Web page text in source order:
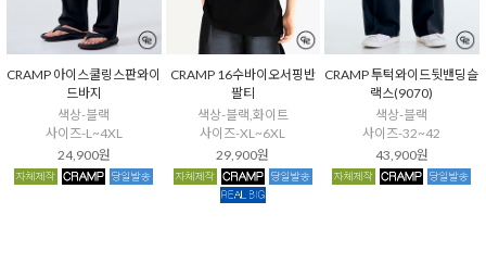
CRAMP 아이스쿨링스판와이
드바지
색상-블랙
사이즈-L~4XL
24,900원
CRAMP 16수바이오서핑반
팔티
색상-블랙,화이트
사이즈-XL~6XL
29,900원
CRAMP 투턱와이드뒷밴딩슬
랙스(9070)
색상-블랙
사이즈-32~42
43,900원